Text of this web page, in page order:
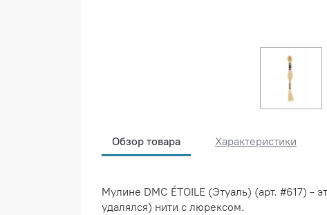
Обзор товара Характеристики
Мулине DMC ÉTOILE (Этуаль) (арт. #617) -
удалялся) нити с люрексом.